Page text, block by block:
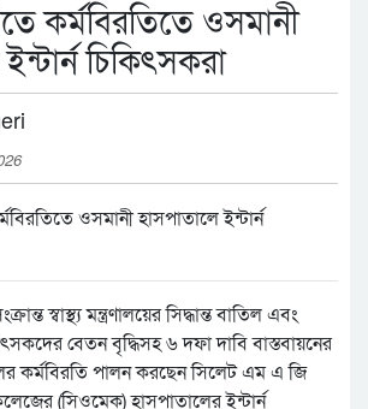
কর্মবিরতিতে ওসমানী
চিকিৎসকরা
স্বাস্থ্য মন্ত্রণালয়ের সিদ্ধান্ত বাতিল এবং
বেতন বৃদ্ধিসহ ৬ দফা দাবি বাস্তবায়নের
কর্মবিরতি পালন করছেন সিলেট এম এ জি
(সিওমেক) হাসপাতালের ইন্টার্ন